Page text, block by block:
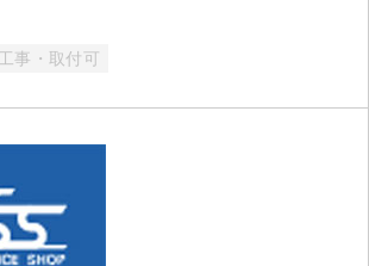
工事・取付可